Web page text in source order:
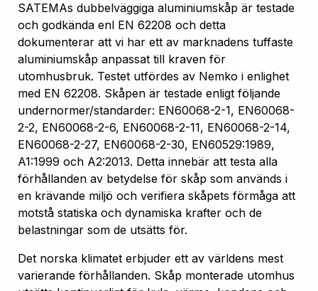
SATEMAs dubbelväggiga aluminiumskåp är testade
och godkända enl EN 62208 och detta
dokumenterar att vi har ett av marknadens tuffaste
aluminiumskåp anpassat till kraven för
utomhusbruk. Testet utfördes av Nemko i enlighet
med EN 62208. Skåpen är testade enligt följande
undernormer/standarder: EN60068-2-1, EN60068-
2-2, EN60068-2-6, EN60068-2-11, EN60068-2-14,
EN60068-2-27, EN60068-2-30, EN60529:1989,
A1:1999 och A2:2013. Detta innebär att testa alla
förhållanden av betydelse för skåp som används i
en krävande miljö och verifiera skåpets förmåga att
motstå statiska och dynamiska krafter och de
belastningar som de utsätts för.
Det norska klimatet erbjuder ett av världens mest
varierande förhållanden. Skåp monterade utomhus